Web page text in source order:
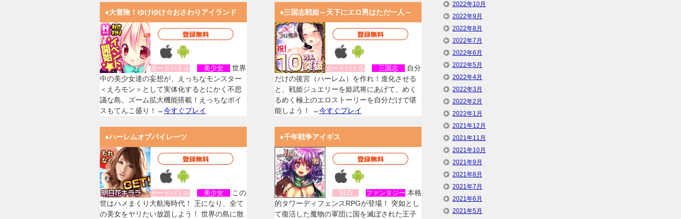
●大冒険！ゆけゆけ☆おさわりアイランド
カードバトル 美少女
世界
中の美少女達の妄想が、えっちなモンスター
＜えろモン＞として実体化するとにかく不思
議な島。ズーム拡大機能搭載！えっちなボイ
スもてんこ盛り！→今すぐプレイ
●三国志戦姫～天下にエロ男はただ一人～
カードバトル 三国志
自分
だけの後宮（ハーレム）を作れ！進化させる
と、戦姫ジュエリーを姫武将にあげて、めく
るめく極上のエロストーリーを自分だけで堪
能しよう！ →今すぐプレイ
●ハーレムオブパイレーツ
カードバトル 美少女
この
世はハメまくり大航海時代！ 王になり、全て
の美女をヤリたい放題しよう！ 世界の島に散
●千年戦争アイギス
SLG ファンタジー 本格
的タワーディフェンスRPGが登場！ 突如とし
て復活した魔物の軍団に国を滅ぼされた王子
2022年10月
2022年9月
2022年8月
2022年7月
2022年6月
2022年5月
2022年4月
2022年3月
2022年2月
2022年1月
2021年12月
2021年11月
2021年10月
2021年9月
2021年8月
2021年7月
2021年6月
2021年5月